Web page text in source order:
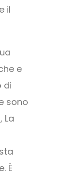
il
e
di
sono
La
È